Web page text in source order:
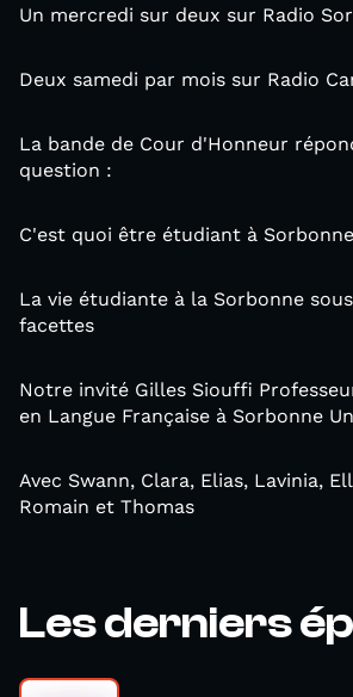
Un mercredi sur deux sur Radio
Deux samedi par mois sur Radio
La bande de Cour d'Honneur
question :
C'est quoi être étudiant à
La vie étudiante à la Sorbonne
facettes
Notre invité Gilles Siouffi
en Langue Française à Sorbonne
Avec Swann, Clara, Elias, Lavinia,
Romain et Thomas
Les derniers